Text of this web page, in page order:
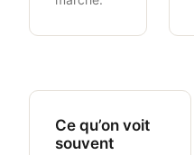
Ce qu’on voit
souvent